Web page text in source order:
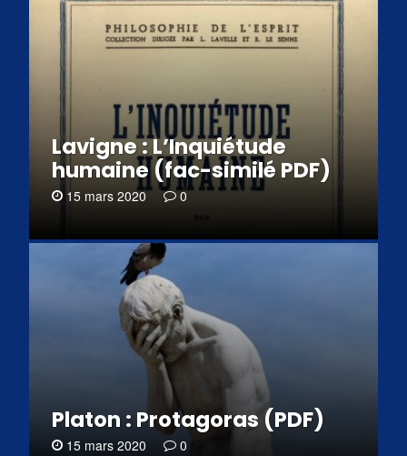
Lavigne : L’Inquiétude
humaine (fac-similé PDF)
15 mars 2020 0
Platon : Protagoras (PDF)
15 mars 2020 0